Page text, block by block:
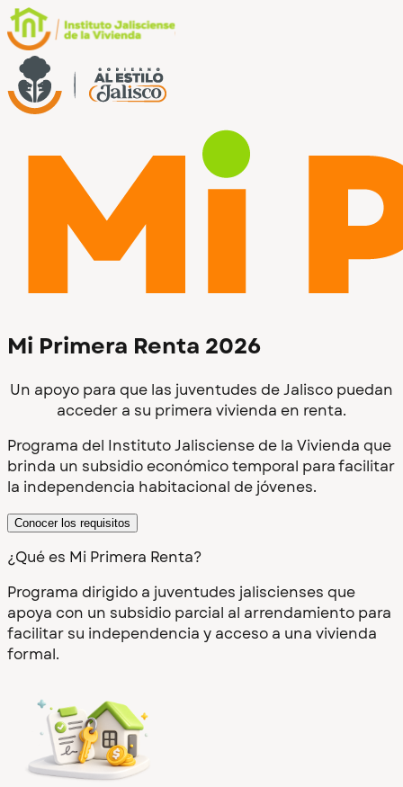
Mi Primera Renta 2026
Un apoyo para que las juventudes de Jalisco puedan
acceder a su primera vivienda en renta.
Programa del Instituto Jalisciense de la Vivienda que
brinda un subsidio económico temporal para facilitar
la independencia habitacional de jóvenes.
Conocer los requisitos
¿Qué es Mi Primera Renta?
Programa dirigido a juventudes jaliscienses que
apoya con un subsidio parcial al arrendamiento para
facilitar su independencia y acceso a una vivienda
formal.